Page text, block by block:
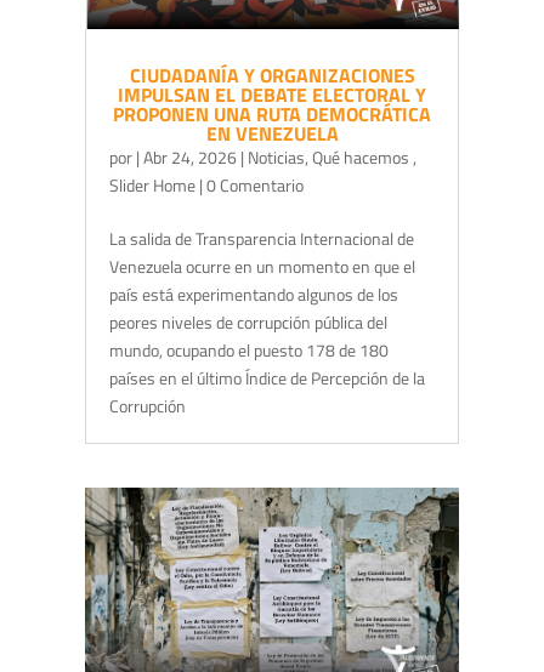
CIUDADANÍA Y ORGANIZACIONES
IMPULSAN EL DEBATE ELECTORAL Y
PROPONEN UNA RUTA DEMOCRÁTICA
EN VENEZUELA
por|Abr 24, 2026| Noticias,Qué hacemos,
Slider Home| 0 Comentario
La salida de Transparencia Internacional de
Venezuela ocurre en un momento en que el
país está experimentando algunos de los
peores niveles de corrupción pública del
mundo, ocupando el puesto 178 de 180
países en el último Índice de Percepción de la
Corrupción